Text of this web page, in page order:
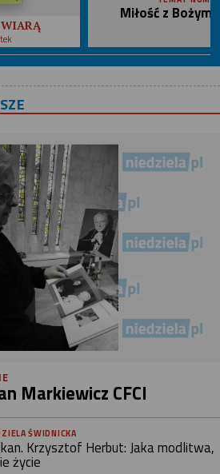
Miłość z
Markiewicz CFCI
ŚWIDNICKA
Krzysztof Herbut: Jaka modlitwa,
życie